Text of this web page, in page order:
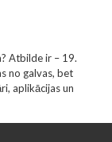
Atbilde ir – 19.
no galvas, bet
aplikācijas un